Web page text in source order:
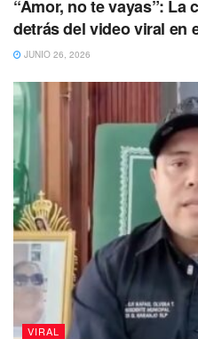
“Amor, no te vayas”:
detrás del video viral en
JUNIO 26, 2026
VIRAL